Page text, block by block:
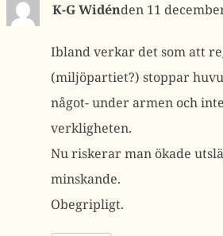
K-G Widén 11
Ibland verkar det som att
(miljöpartiet?) stoppar
något- under armen och
verkligheten.
Nu riskerar man ökade
minskande.
Obegripligt.